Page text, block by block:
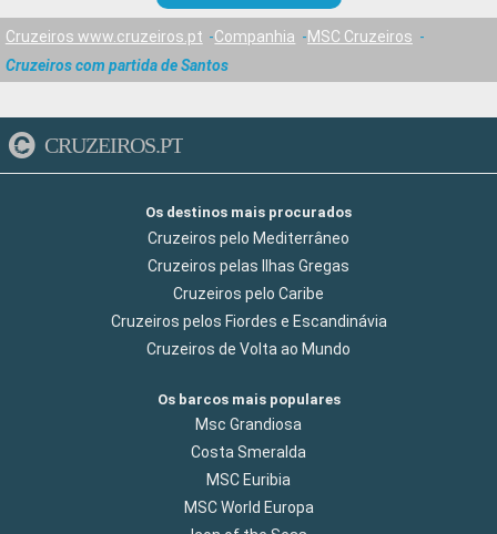
Cruzeiros www.cruzeiros.pt Companhia
MSC Cruzeiros
Cruzeiros com partida de Santos
CRUZEIROS.PT
Os destinos mais procurados
Cruzeiros pelo Mediterrâneo
Cruzeiros pelas Ilhas Gregas
Cruzeiros pelo Caribe
Cruzeiros pelos Fiordes e Escandinávia
Cruzeiros de Volta ao Mundo
Os barcos mais populares
Msc Grandiosa
Costa Smeralda
MSC Euribia
MSC World Europa